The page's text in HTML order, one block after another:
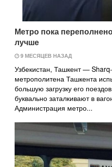
Метро пока
лучше
9 МЕСЯЦЕВ НАЗАД
Узбекистан, Ташкент —
метрополитена Ташкента
большую загрузку его
буквально заталкивают в
Администрация метро...